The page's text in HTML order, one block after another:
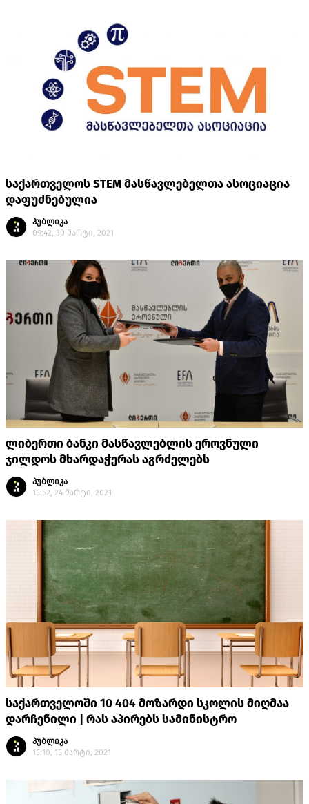
საქართველოს STEM მასწავლებელთა ასოციაცია
დაფუძნებულია
პუბლიკა
09:42, 30 მარტი, 2021
ლიბერთი ბანკი მასწავლებლის ეროვნული
ჯილდოს მხარდაჭერას აგრძელებს
პუბლიკა
15:52, 24 მარტი, 2021
საქართველოში 10 404 მოზარდი სკოლის მიღმაა
დარჩენილი | რას აპირებს სამინისტრო
პუბლიკა
15:10, 15 მარტი, 2021